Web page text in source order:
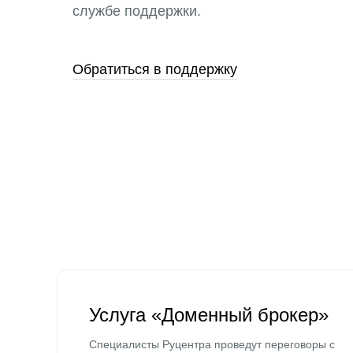
службе поддержки.
Обратиться в поддержку
Услуга «Доменный брокер»
Специалисты Руцентра проведут переговоры с